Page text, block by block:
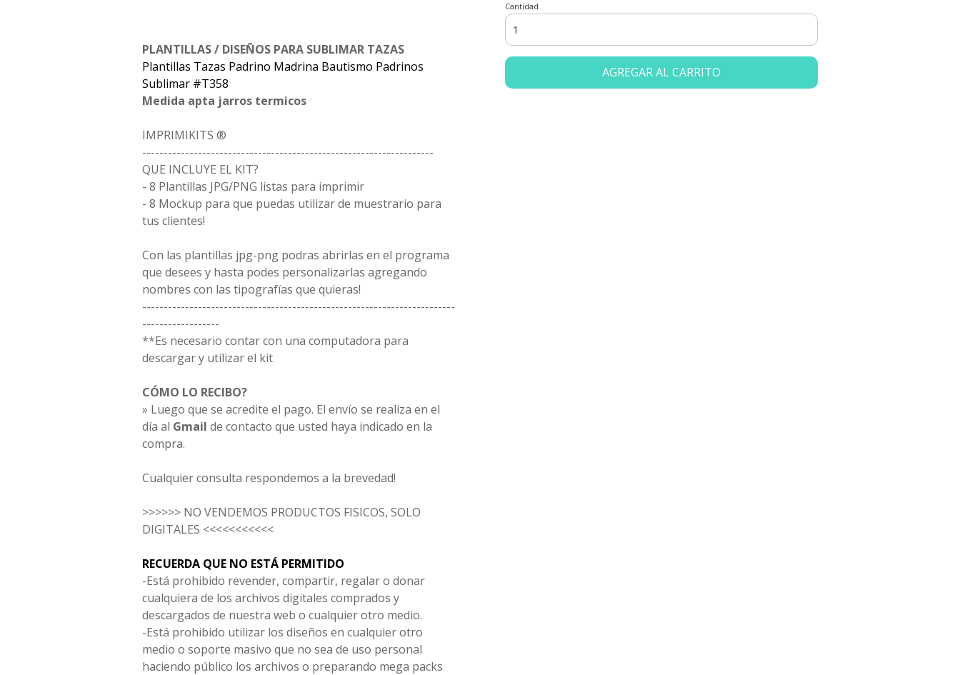
PLANTILLAS / DISEÑOS PARA SUBLIMAR TAZAS
Plantillas Tazas Padrino Madrina Bautismo Padrinos
Sublimar #T358
Medida apta jarros termicos
IMPRIMIKITS ®
--------------------------------------------------------------------
QUE INCLUYE EL KIT?
- 8 Plantillas JPG/PNG listas para imprimir
- 8 Mockup para que puedas utilizar de muestrario para
tus clientes!
Con las plantillas jpg-png podras abrirlas en el programa
que desees y hasta podes personalizarlas agregando
nombres con las tipografías que quieras!
-------------------------------------------------------------------------
------------------
**Es necesario contar con una computadora para
descargar y utilizar el kit
CÓMO LO RECIBO?
» Luego que se acredite el pago. El envío se realiza en el
día al Gmail de contacto que usted haya indicado en la
compra.
Cualquier consulta respondemos a la brevedad!
>>>>>> NO VENDEMOS PRODUCTOS FISICOS, SOLO
DIGITALES <<<<<<<<<<<
RECUERDA QUE NO ESTÁ PERMITIDO
-Está prohibido revender, compartir, regalar o donar
cualquiera de los archivos digitales comprados y
descargados de nuestra web o cualquier otro medio.
-Está prohibido utilizar los diseños en cualquier otro
medio o soporte masivo que no sea de uso personal
haciendo público los archivos o preparando mega packs
Cantidad
AGREGAR AL CARRITO